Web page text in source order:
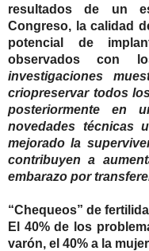
resultados de un
Congreso, la calidad
potencial de
observados con
investigaciones
criopreservar todos
posteriormente en
novedades técnicas
mejorado la
contribuyen a
embarazo por
“Chequeos” de
El 40% de los
varón, el 40% a la